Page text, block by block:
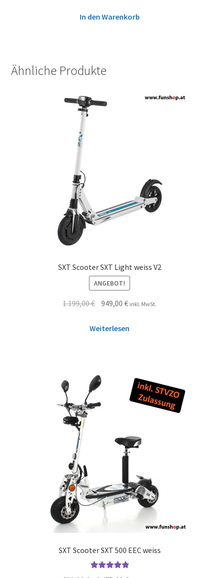
In den Warenkorb
Ähnliche Produkte
SXT Scooter SXT Light weiss V2
ANGEBOT!
1.199,00€ 949,00 € inkl. MwSt.
Weiterlesen
SXT Scooter SXT 500 EEC weiss